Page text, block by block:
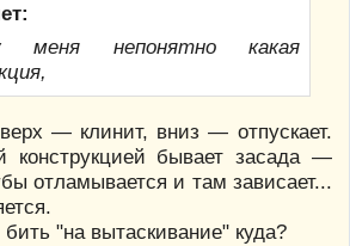
непонятно какая
— клинит, вниз — отпускает.
конструкцией бывает засада —
отламывается и там зависает...
"на вытаскивание" куда?